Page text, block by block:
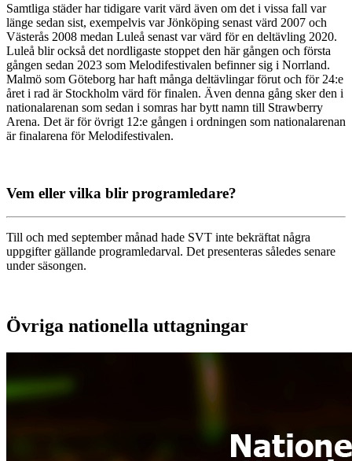
Samtliga städer har tidigare varit värd även om det i vissa fall var
länge sedan sist, exempelvis var Jönköping senast värd 2007 och
Västerås 2008 medan Luleå senast var värd för en deltävling 2020.
Luleå blir också det nordligaste stoppet den här gången och första
gången sedan 2023 som Melodifestivalen befinner sig i Norrland.
Malmö som Göteborg har haft många deltävlingar förut och för 24:e
året i rad är Stockholm värd för finalen. Även denna gång sker den i
nationalarenan som sedan i somras har bytt namn till Strawberry
Arena. Det är för övrigt 12:e gången i ordningen som nationalarenan
är finalarena för Melodifestivalen.
Vem eller vilka blir programledare?
Till och med september månad hade SVT inte bekräftat några
uppgifter gällande programledarval. Det presenteras således senare
under säsongen.
Övriga nationella uttagningar